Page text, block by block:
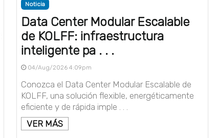
Noticia
Data Center Modular Escalable
de KOLFF: infraestructura
inteligente pa . . .
04/Aug/2026 4:09pm
Conozca el Data Center Modular Escalable de
KOLFF, una solución flexible, energéticamente
eficiente y de rápida imple . . .
VER MÁS